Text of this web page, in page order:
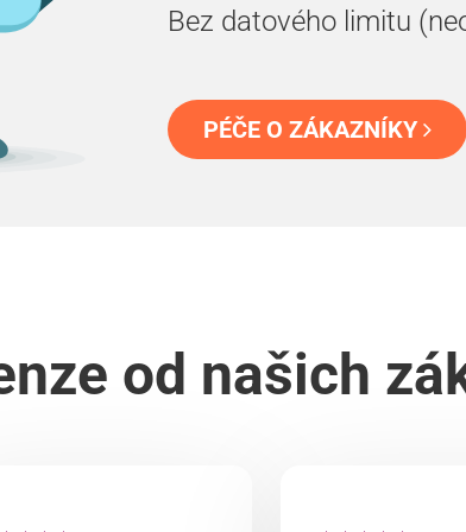
Bez datového limitu
PÉČE O ZÁKAZNÍKY
od našich